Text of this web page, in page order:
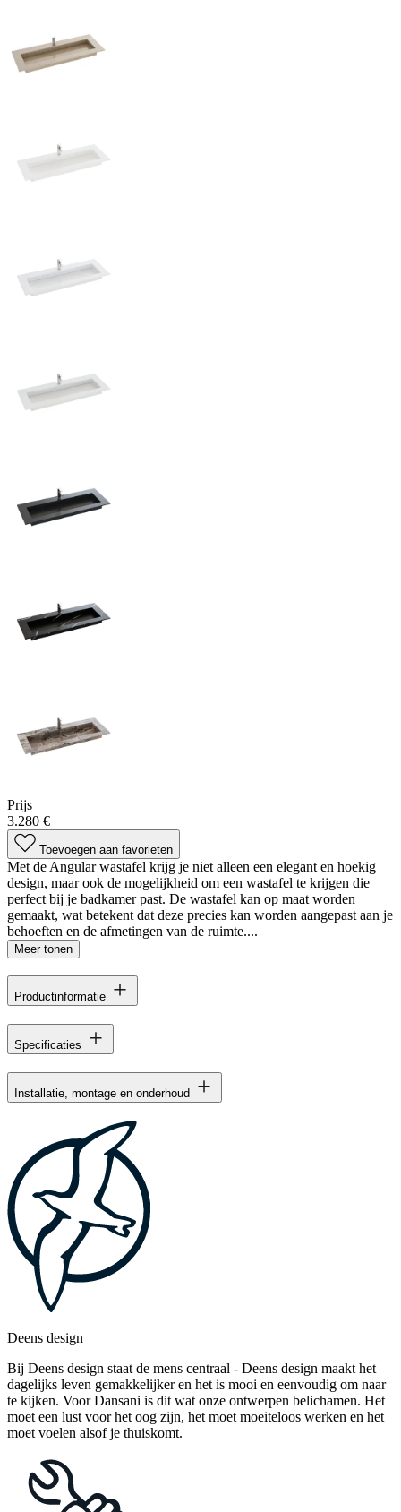
Prijs
3.280 €
Toevoegen aan favorieten
Met de Angular wastafel krijg je niet alleen een elegant en hoekig
design, maar ook de mogelijkheid om een wastafel te krijgen die
perfect bij je badkamer past. De wastafel kan op maat worden
gemaakt, wat betekent dat deze precies kan worden aangepast aan je
behoeften en de afmetingen van de ruimte....
Meer tonen
Productinformatie
Specificaties
Installatie, montage en onderhoud
Deens design
Bij Deens design staat de mens centraal - Deens design maakt het
dagelijks leven gemakkelijker en het is mooi en eenvoudig om naar
te kijken. Voor Dansani is dit wat onze ontwerpen belichamen. Het
moet een lust voor het oog zijn, het moet moeiteloos werken en het
moet voelen alsof je thuiskomt.